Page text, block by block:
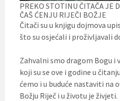
PREKO STOTINU ČITAČA JE
ČAŠ ĆENJU RIJEČI BOŽJE
Čitači su u knjigu dojmova
što su osjećali i proživljavali
Zahvalni smo dragom Bogu i
koji su se ove i godine u
ćemo i u buduće nastaviti na
Božju Riječ i u životu je živjeti.